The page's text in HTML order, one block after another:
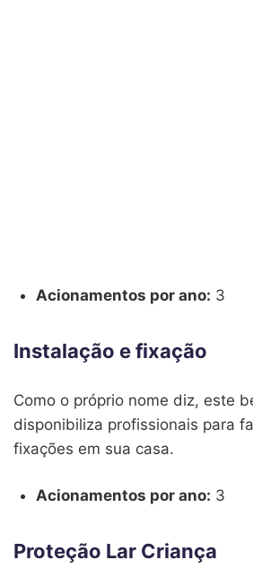
Acionamentos por ano: 3
Instalação e fixação
Como o próprio nome diz, este
disponibiliza profissionais para
fixações em sua casa.
Acionamentos por ano: 3
Proteção Lar Criança